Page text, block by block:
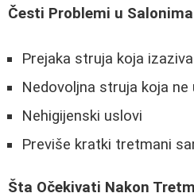
Česti Problemi u Salonima
Prejaka struja koja
Nedovoljna struja koja
Nehigijenski uslovi
Previše kratki tretmani
Šta Očekivati Nakon